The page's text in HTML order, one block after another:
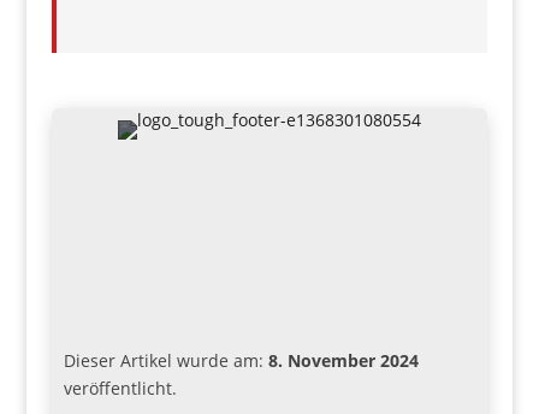
Dieser Artikel wurde am: 8. November 2024
veröffentlicht.